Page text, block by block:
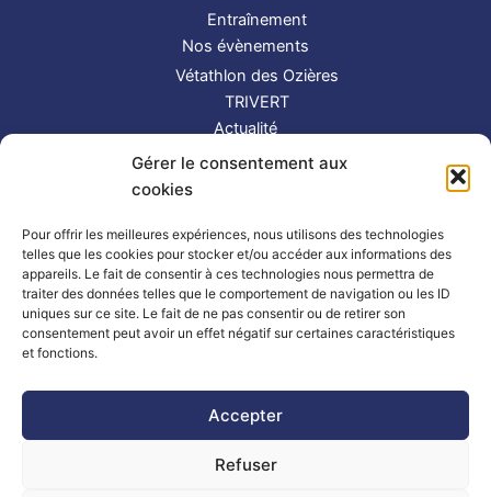
Gérer le consentement aux
cookies
Pour offrir les meilleures expériences, nous utilisons des technologies
telles que les cookies pour stocker et/ou accéder aux informations des
appareils. Le fait de consentir à ces technologies nous permettra de
traiter des données telles que le comportement de navigation ou les ID
uniques sur ce site. Le fait de ne pas consentir ou de retirer son
consentement peut avoir un effet négatif sur certaines caractéristiques
et fonctions.
Accepter
Refuser
Entraînement
Nos évènements
Vétathlon des Ozières
TRIVERT
Actualité
Contact
Suivez-nous !
Copyright © 2026 TRIMAY | Powered by